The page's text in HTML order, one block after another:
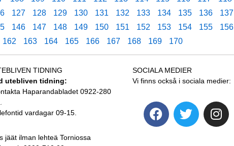
127 128 129 130 131 132 133 134 135 136
137
146 147 148 149 150 151 152 153 154 155
156
162 163 164 165 166 167 168 169 170
TIDNING
utebliven tidning:
Haparandabladet 0922-280
vardagar 09-15.
jäät ilman lehteä Torniossa
SOCIALA MEDIER
Vi finns också i sociala medier: